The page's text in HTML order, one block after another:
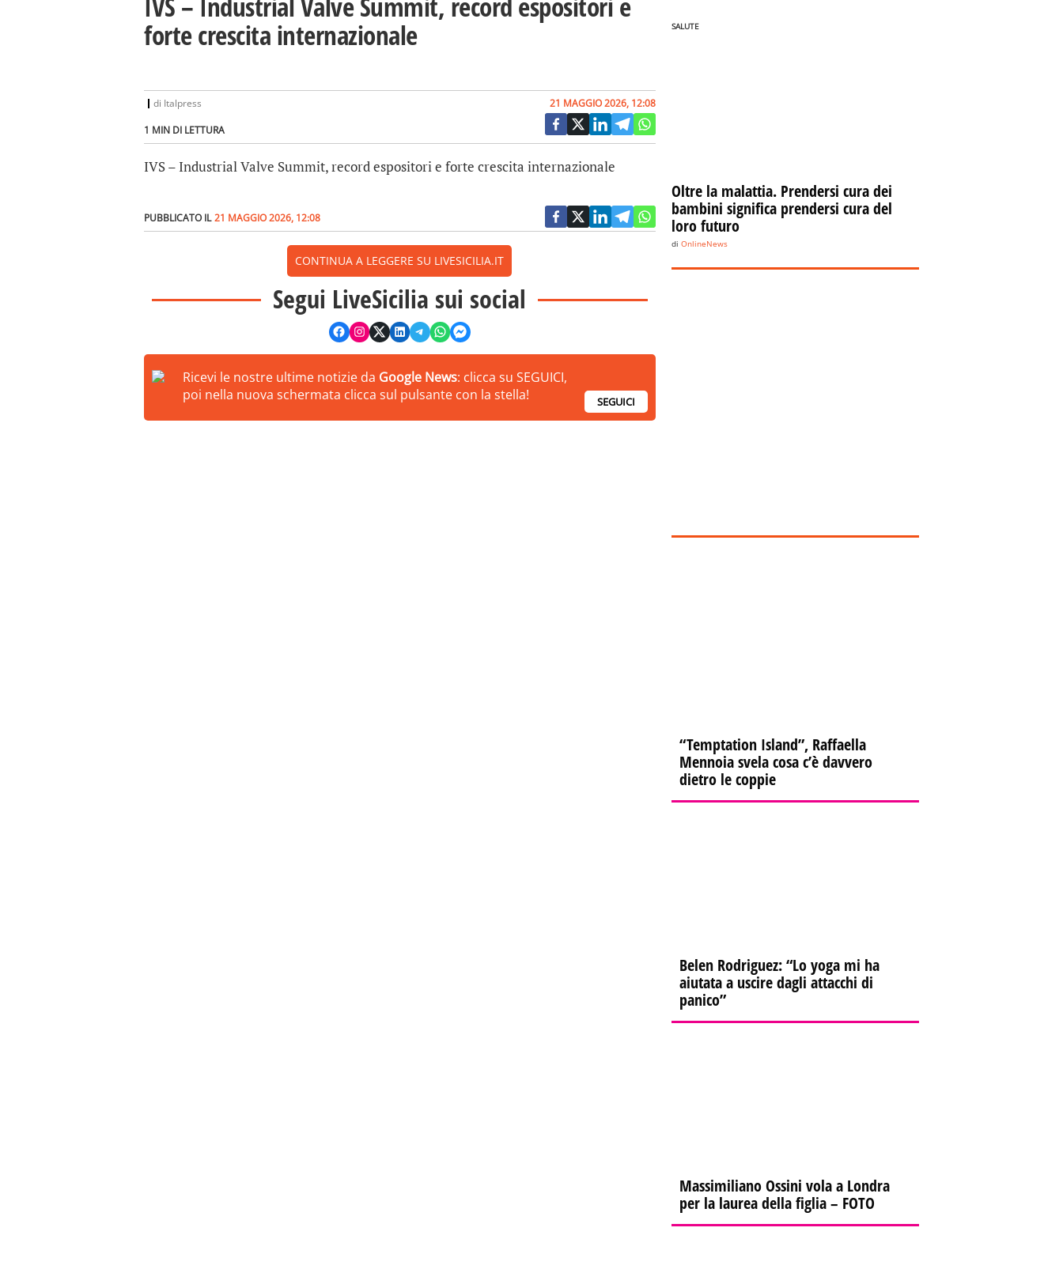
forte crescita internazionale
di Italpress
1 MIN DI LETTURA
21 MAGGIO 2026, 12:08
IVS – Industrial Valve Summit, record espositori e forte crescita internazionale
PUBBLICATO IL 21 MAGGIO 2026, 12:08
CONTINUA A LEGGERE SU LIVESICILIA.IT
Segui LiveSicilia sui social
Ricevi le nostre ultime notizie da Google News: clicca su SEGUICI,
poi nella nuova schermata clicca sul pulsante con la stella!
SEGUICI
SALUTE
Oltre la malattia. Prendersi cura dei
bambini significa prendersi cura del
loro futuro
di OnlineNews
“Temptation Island”, Raffaella
Mennoia svela cosa c’è davvero
dietro le coppie
Belen Rodriguez: “Lo yoga mi ha
aiutata a uscire dagli attacchi di
panico”
Massimiliano Ossini vola a Londra
per la laurea della figlia – FOTO